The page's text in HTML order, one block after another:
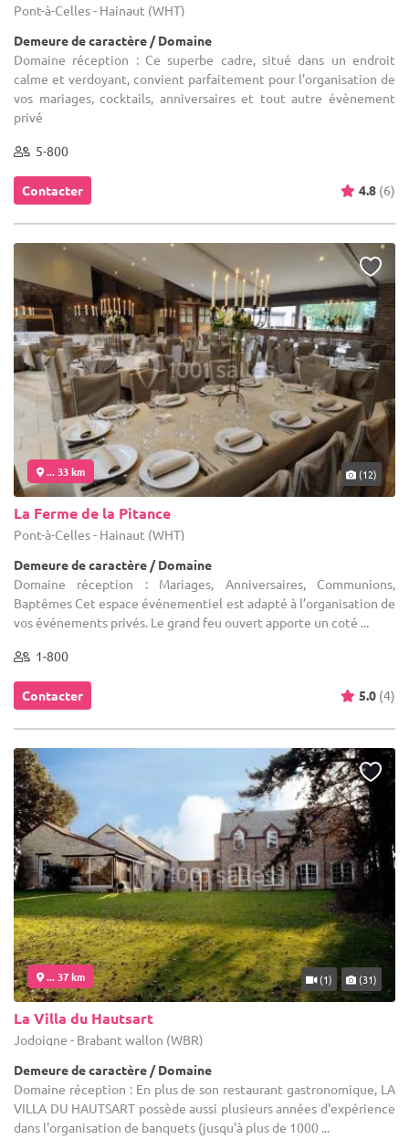
Pont-à-Celles - Hainaut (WHT)
Demeure de caractère / Domaine
Domaine réception : Ce superbe cadre, situé dans un endroit
calme et verdoyant, convient parfaitement pour l’organisation de
vos mariages, cocktails, anniversaires et tout autre évènement
privé
5-800
Contacter 4.8 (6)
... 33 km (12)
La Ferme de la Pitance
Pont-à-Celles - Hainaut (WHT)
Demeure de caractère / Domaine
Domaine réception : Mariages, Anniversaires, Communions,
Baptêmes Cet espace événementiel est adapté à l’organisation de
vos événements privés. Le grand feu ouvert apporte un coté ...
1-800
Contacter 5.0 (4)
... 37 km (1) (31)
La Villa du Hautsart
Jodoigne - Brabant wallon (WBR)
Demeure de caractère / Domaine
Domaine réception : En plus de son restaurant gastronomique, LA
VILLA DU HAUTSART possède aussi plusieurs années d'expérience
dans l'organisation de banquets (jusqu'à plus de 1000 ...